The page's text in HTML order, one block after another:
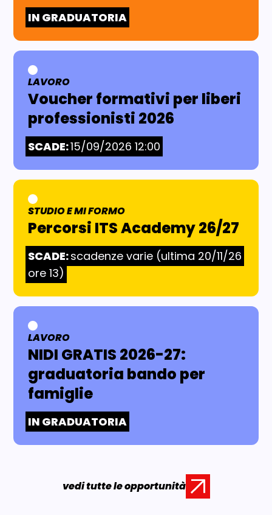
IN GRADUATORIA
Voucher formativi per liberi
professionisti 2026
AREA TEMATICA:
LAVORO
SCADE:15/09/2026 12:00
Percorsi ITS Academy 26/27
AREA TEMATICA:
STUDIO E MI FORMO
SCADE:scadenze varie (ultima 20/11/26
ore 13)
NIDI GRATIS 2026-27:
graduatoria bando per
famiglie
AREA TEMATICA:
LAVORO
IN GRADUATORIA
vedi tutte le opportunità